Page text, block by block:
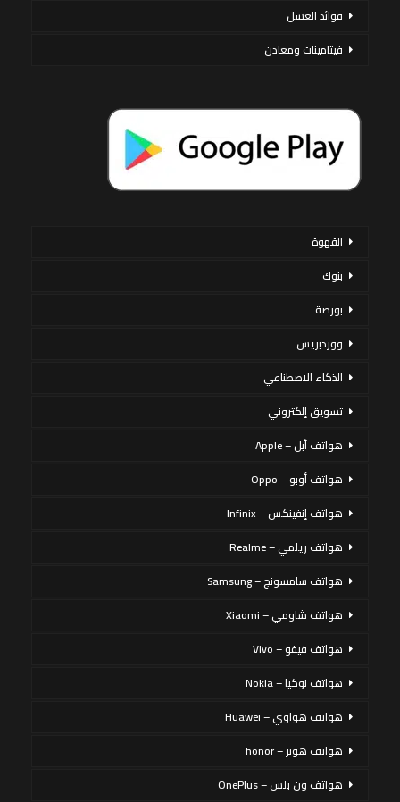
فوائد العسل
فيتامينات ومعادن
القهوة
بنوك
بورصة
ووردبريس
الذكاء الاصطناعي
تسويق إلكتروني
هواتف أبل – Apple
هواتف أوبو – Oppo
هواتف إنفينكس – Infinix
هواتف ريلمي – Realme
هواتف سامسونج – Samsung
هواتف شاومي – Xiaomi
هواتف فيفو – Vivo
هواتف نوكيا – Nokia
هواتف هواوي – Huawei
هواتف هونر – honor
هواتف ون بلس – OnePlus